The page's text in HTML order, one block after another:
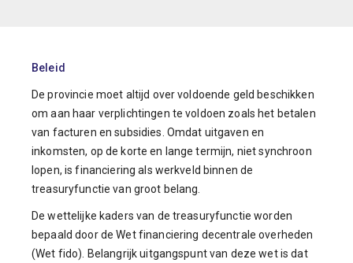
Beleid
De provincie moet altijd over voldoende geld beschikken
om aan haar verplichtingen te voldoen zoals het betalen
van facturen en subsidies. Omdat uitgaven en
inkomsten, op de korte en lange termijn, niet synchroon
lopen, is financiering als werkveld binnen de
treasuryfunctie van groot belang.
De wettelijke kaders van de treasuryfunctie worden
bepaald door de Wet financiering decentrale overheden
(Wet fido). Belangrijk uitgangspunt van deze wet is dat